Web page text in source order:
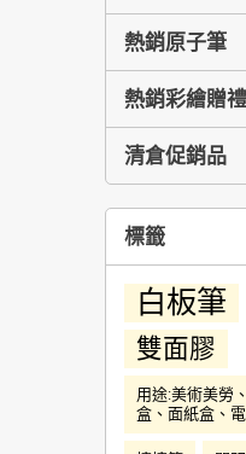
熱銷原子筆
熱銷彩繪贈禮
清倉促銷品
標籤
白板筆
雙面膠
用途:美術美勞
盒、面紙盒、